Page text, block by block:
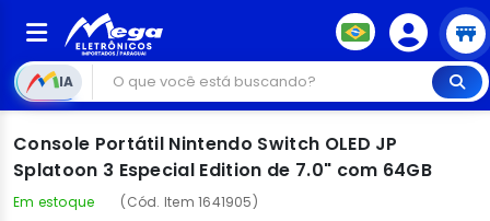
IA
Console Portátil Nintendo Switch OLED JP
Splatoon 3 Especial Edition de 7.0" com 64GB
Em estoque (Cód. Item 1641905)